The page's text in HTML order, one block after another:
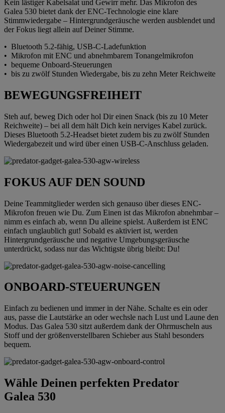
Kein lästiger Kabelsalat und Gewirr mehr. Das Mikrofon des
Galea 530 bietet dank der ENC-Technologie eine klare
Stimmwiedergabe – Hintergrundgeräusche werden ausblendet und
der Fokus liegt allein auf Deiner Stimme.
• Bluetooth 5.2-fähig, USB-C-Ladefunktion
• Mikrofon mit ENC und abnehmbarem Tonangelmikrofon
• bequeme Onboard-Steuerungen
• bis zu zwölf Stunden Wiedergabe, bis zu zehn Meter Reichweite
BEWEGUNGSFREIHEIT
Steh auf, beweg Dich oder hol Dir einen Snack (bis zu 10 Meter
Reichweite) – bei all dem hält Dich kein nerviges Kabel zurück.
Dieses Bluetooth 5.2-Headset bietet zudem bis zu zwölf Stunden
Wiedergabezeit und wird über einen USB-C-Anschluss geladen.
FOKUS AUF DEN SOUND
Deine Teammitglieder werden sich genauso über dieses ENC-
Mikrofon freuen wie Du. Zum Einen ist das Mikrofon abnehmbar –
nimm es einfach ab, wenn Du alleine spielst. Außerdem ist ENC
einfach unglaublich gut! Sobald es aktiviert ist, werden
Hintergrundgeräusche und negative Umgebungsgeräusche
unterdrückt, sodass nur das Wichtigste übrig bleibt: Du!
ONBOARD-STEUERUNGEN
Einfach zu bedienen und immer in der Nähe. Schalte es ein oder
aus, passe die Lautstärke an oder wechsle nach Lust und Laune den
Modus. Das Galea 530 sitzt außerdem dank der Ohrmuscheln aus
Stoff und der größenverstellbaren Schieber aus Stahl besonders
bequem.
Wähle Deinen perfekten Predator
Galea 530